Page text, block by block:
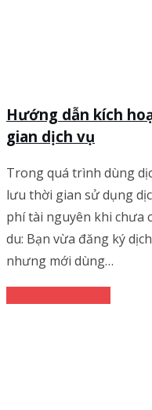
Hướng dẫn kích
gian dịch vụ
Trong quá trình dùng
lưu thời gian sử dụng
phí tài nguyên khi chưa
du: Bạn vừa đăng ký
nhưng mới dùng…